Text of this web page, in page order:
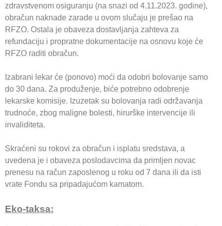
zdravstvenom osiguranju (na snazi od 4.11.2023. godine),
obračun naknade zarade u ovom slučaju је prešao na
RFZO. Оstala je obaveza dostavljanja zahteva za
refundaciju i propratne dokumentacije na osnovu koje će
RFZO raditi obračun.
Izabrani lekar će (ponovo) moći da odobri bolovanje samo
do 30 dana. Za produženje, biće potrebno odobrenje
lekarske komisije. Izuzetak su bolovanja radi održavanja
trudnoće, zbog maligne bolesti, hirurške intervencije ili
invaliditeta.
Skraćeni su rokovi za obračun i isplatu sredstava, a
uvedena je i obaveza poslodavcima da primljen novac
prenesu na račun zaposlenog u roku od 7 dana ili da isti
vrate Fondu sa pripadajućom kamatom.
Eko-taksa: